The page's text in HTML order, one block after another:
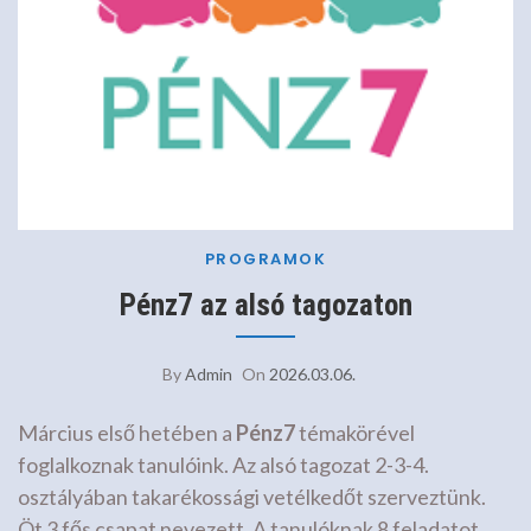
PROGRAMOK
Pénz7 az alsó tagozaton
ByAdmin On 2026.03.06.
Március első hetében a Pénz7témakörével
foglalkoznak tanulóink. Az alsó tagozat 2-3-4.
osztályában takarékossági vetélkedőt szerveztünk.